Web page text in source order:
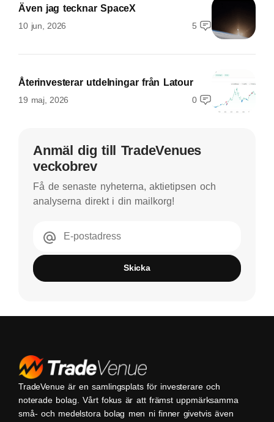
Även jag tecknar SpaceX
10 jun, 2026 5
Återinvesterar utdelningar från Latour
19 maj, 2026 0
Anmäl dig till TradeVenues
veckobrev
Få de senaste nyheterna, aktietipsen och
analyserna direkt i din mailkorg!
E-postadress
Skicka
TradeVenue är en samlingsplats för investerare och
noterade bolag. Vårt fokus är att främst uppmärksamma
små- och medelstora bolag men ni finner givetvis även